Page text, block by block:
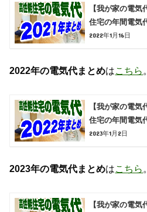
【我が家の電
住宅の年間電気
2022年1月16日
2022年の電気代まとめはこちら 。
【我が家の電
住宅の年間電気
2023年1月2日
2023年の電気代まとめはこちら 。
【我が家の電